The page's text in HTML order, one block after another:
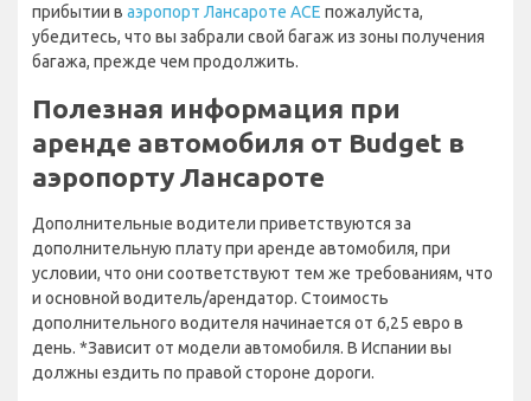
прибытии в аэропорт Лансароте ACE пожалуйста,
убедитесь, что вы забрали свой багаж из зоны получения
багажа, прежде чем продолжить.
Полезная информация при
аренде автомобиля от Budget в
аэропорту Лансароте
Дополнительные водители приветствуются за
дополнительную плату при аренде автомобиля, при
условии, что они соответствуют тем же требованиям, что
и основной водитель/арендатор. Стоимость
дополнительного водителя начинается от 6,25 евро в
день. *Зависит от модели автомобиля. В Испании вы
должны ездить по правой стороне дороги.